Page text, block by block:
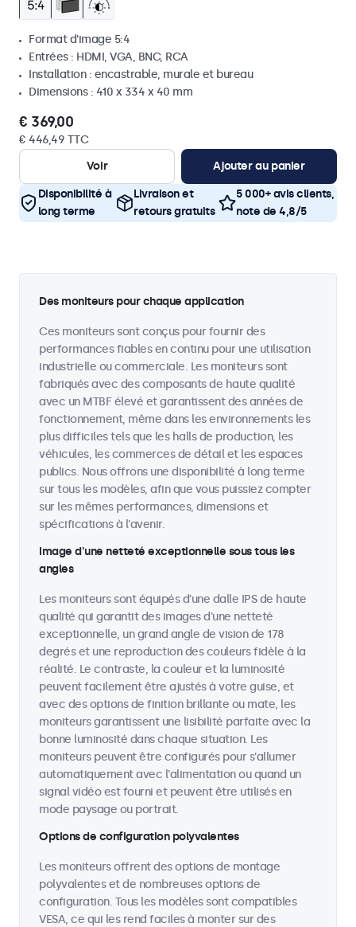
Format d'image 5:4
Entrées : HDMI, VGA, BNC, RCA
Installation : encastrable, murale et bureau
Dimensions : 410 x 334 x 40 mm
€ 369,00
€ 446,49 TTC
Voir
Ajouter au panier
Disponibilité à
long terme
Livraison et
retours gratuits
5 000+ avis clients,
note de 4,8/5
Des moniteurs pour chaque application
Ces moniteurs sont conçus pour fournir des
performances fiables en continu pour une utilisation
industrielle ou commerciale. Les moniteurs sont
fabriqués avec des composants de haute qualité
avec un MTBF élevé et garantissent des années de
fonctionnement, même dans les environnements les
plus difficiles tels que les halls de production, les
véhicules, les commerces de détail et les espaces
publics. Nous offrons une disponibilité à long terme
sur tous les modèles, afin que vous puissiez compter
sur les mêmes performances, dimensions et
spécifications à l'avenir.
Image d'une netteté exceptionnelle sous tous les
angles
Les moniteurs sont équipés d'une dalle IPS de haute
qualité qui garantit des images d'une netteté
exceptionnelle, un grand angle de vision de 178
degrés et une reproduction des couleurs fidèle à la
réalité. Le contraste, la couleur et la luminosité
peuvent facilement être ajustés à votre guise, et
avec des options de finition brillante ou mate, les
moniteurs garantissent une lisibilité parfaite avec la
bonne luminosité dans chaque situation. Les
moniteurs peuvent être configurés pour s'allumer
automatiquement avec l'alimentation ou quand un
signal vidéo est fourni et peuvent être utilisés en
mode paysage ou portrait.
Options de configuration polyvalentes
Les moniteurs offrent des options de montage
polyvalentes et de nombreuses options de
configuration. Tous les modèles sont compatibles
VESA, ce qui les rend faciles à monter sur des